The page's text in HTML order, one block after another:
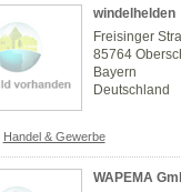
windelhelden
Freisinger
85764
Bayern
Deutschland
Handel & Gewerbe
WAPEMA